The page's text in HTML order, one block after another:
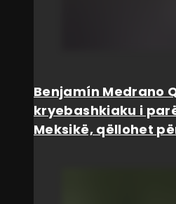
Benjamín Medrano
kryebashkiaku i
Meksikë, qëllohet